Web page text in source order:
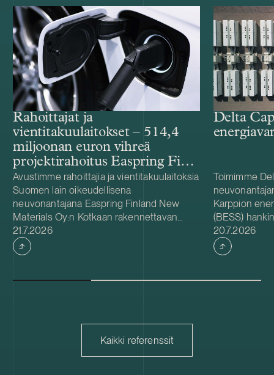
Rahoittajat ja
vientitakuulaitokset – 514,4
miljoonan euron vihreä
projektirahoitus Easpring Finland
New Materialsin CAM-
tehtaalle
Avustimme rahoittajia ja vientitakuulaitoksia
Suomen lain oikeudellisena
neuvonantajana Easpring Finland New
Materials Oy:n Kotkaan rakennettavan
katodiaktiivimateriaalia (CAM) valmistavan
tehtaan kehittämiseen ja rakentamiseen
liittyvässä 514,4 miljoonan euron vihreässä
Easpring Finland New Materials on Beijing
omistama yhteisyritys. Rahoituksen myönsi
kuusi kansainvälistä liikepankkia. Société
Julkaistu
21.7.2026
Delta
Toimimme
Karppion
(BESS)
Energyltä.
hankkeen
Foundationin
on 125 MW /
Julkaistu
20.7.2026
Kaikki referenssit